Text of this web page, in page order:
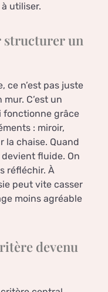
à utiliser.
structurer un
ce n’est pas juste
C’est un
fonctionne grâce
: miroir,
la chaise. Quand
devient fluide. On
réfléchir. À
peut vite casser
moins agréable
devenu